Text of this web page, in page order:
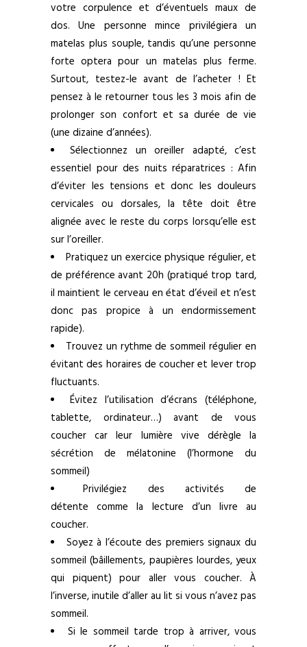
votre corpulence et d’éventuels maux de
dos. Une personne mince privilégiera un
matelas plus souple, tandis qu’une personne
forte optera pour un matelas plus ferme.
Surtout, testez-le avant de l’acheter ! Et
pensez à le retourner tous les 3 mois afin de
prolonger son confort et sa durée de vie
(une dizaine d’années).
Sélectionnez un oreiller adapté, c’est
essentiel pour des nuits réparatrices : Afin
d’éviter les tensions et donc les douleurs
cervicales ou dorsales, la tête doit être
alignée avec le reste du corps lorsqu’elle est
sur l’oreiller.
Pratiquez un exercice physique régulier, et
de préférence avant 20h (pratiqué trop tard,
il maintient le cerveau en état d’éveil et n’est
donc pas propice à un endormissement
rapide).
Trouvez un rythme de sommeil régulier en
évitant des horaires de coucher et lever trop
fluctuants.
Évitez l’utilisation d’écrans (téléphone,
tablette, ordinateur…) avant de vous
coucher car leur lumière vive dérègle la
sécrétion de mélatonine (l’hormone du
sommeil)
Privilégiez des activités de
détente comme la lecture d’un livre au
coucher.
Soyez à l’écoute des premiers signaux du
sommeil (bâillements, paupières lourdes, yeux
qui piquent) pour aller vous coucher. À
l’inverse, inutile d’aller au lit si vous n’avez pas
sommeil.
Si le sommeil tarde trop à arriver, vous